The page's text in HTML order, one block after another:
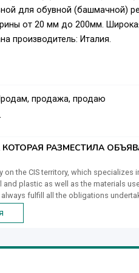
для обувной (башмачной)
от 20 мм до 200мм.
производитель: Италия.
продажа, продаю
РАЗМЕСТИЛА
on the CIS territory, which
and plastic as well as the materials
fulfill all the obligations
we have entered new sales markets
warranty of timely delivery are